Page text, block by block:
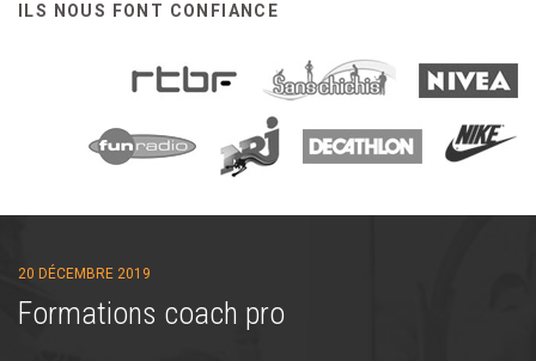
ILS NOUS FONT CONFIANCE
20 DÉCEMBRE 2019
Formations coach pro